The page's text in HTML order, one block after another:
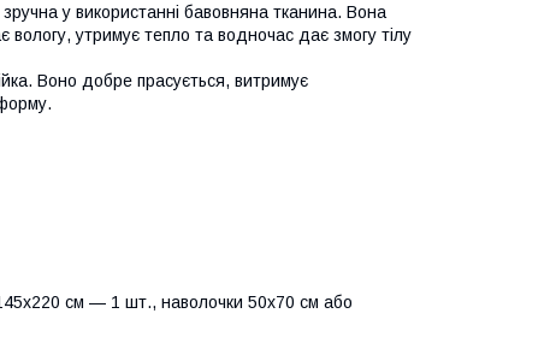
у використанні бавовняна тканина. Вона
вологу, утримує тепло та водночас дає змогу тілу
Воно добре прасується, витримує
см — 1 шт., наволочки 50х70 см або